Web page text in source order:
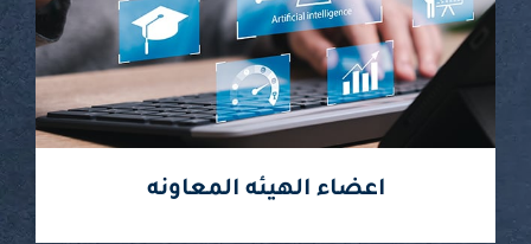
اعضاء الهيئه المعاونه
المزيد